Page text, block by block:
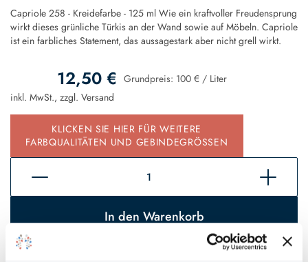
Capriole 258 - Kreidefarbe - 125 ml Wie ein kraftvoller Freudensprung
wirkt dieses grünliche Türkis an der Wand sowie auf Möbeln. Capriole
ist ein farbliches Statement, das aussagestark aber nicht grell wirkt.
12,50 € Grundpreis: 100 € / Liter
inkl. MwSt., zzgl. Versand
KLICKEN SIE HIER FÜR WEITERE
FARBQUALITÄTEN UND GEBINDEGRÖSSEN
In den Warenkorb
Sofort verfügbar, Lieferzeit 2 - 5 Tage*